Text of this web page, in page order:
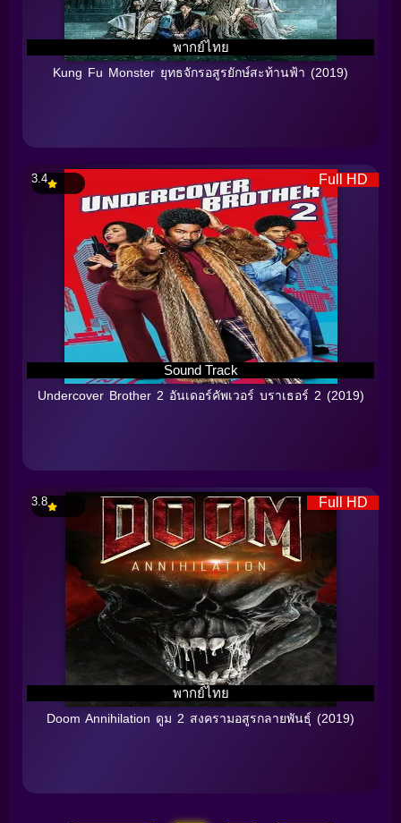
พากย์ไทย
Kung Fu Monster ยุทธจักรอสูรยักษ์สะท้านฟ้า (2019)
Full HD
Sound Track
3.4
Undercover Brother 2 อันเดอร์คัพเวอร์ บราเธอร์ 2 (2019)
Full HD
พากย์ไทย
3.8
Doom Annihilation ดูม 2 สงครามอสูรกลายพันธุ์ (2019)